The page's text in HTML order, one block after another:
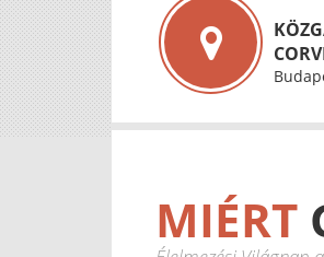
MIÉRT